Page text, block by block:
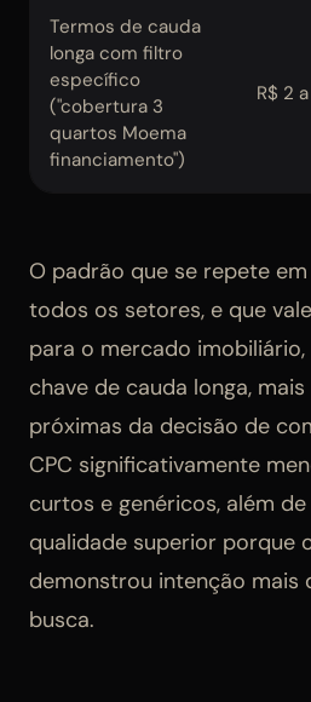
Termos de cauda
longa com filtro
específico
("cobertura 3
quartos Moema
financiamento")
R$ 2
O padrão que se repete
todos os setores, e que
para o mercado
chave de cauda longa,
próximas da decisão de
CPC significativamente
curtos e genéricos, além
qualidade superior porque
demonstrou intenção mais
busca.